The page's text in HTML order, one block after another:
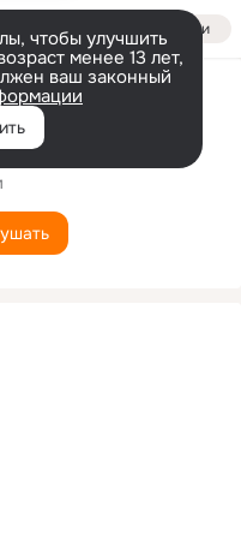
Войти
чтобы улучшить
менее 13 лет,
ваш законный
PRUITT